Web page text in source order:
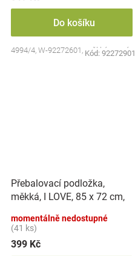
Do košíku
4994/4, W-92272601, měkká, rovná
Kód: 92272901
Přebalovací podložka,
měkká, I LOVE, 85 x 72 cm,
momentálně nedostupné
(41 ks)
399 Kč